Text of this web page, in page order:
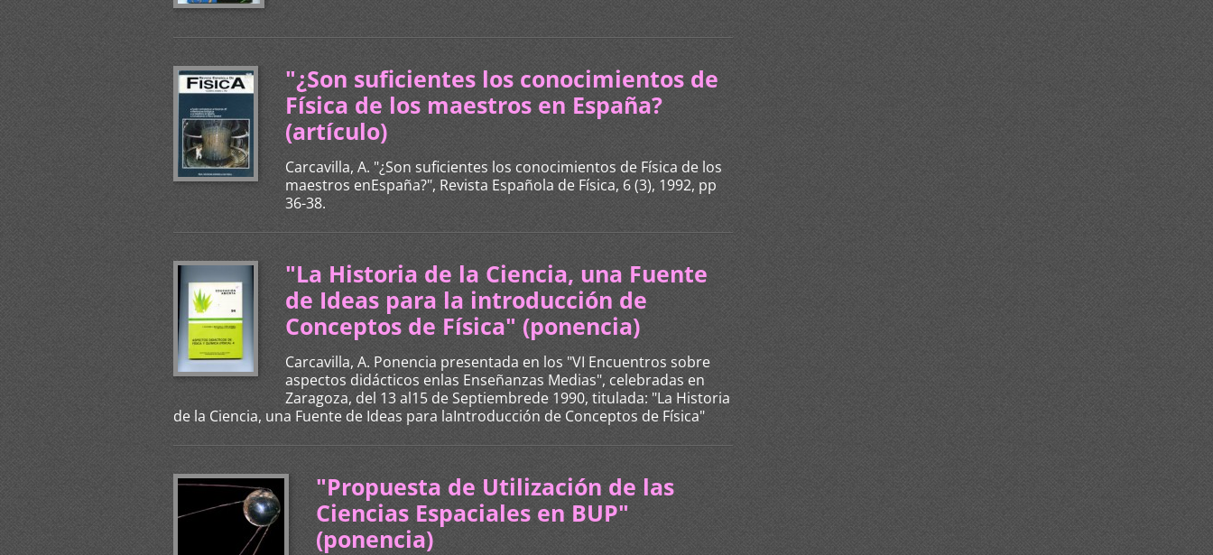
"¿Son suficientes los conocimientos de
Física de los maestros en España?
(artículo)
Carcavilla, A. "¿Son suficientes los conocimientos de Física de los
maestros enEspaña?", Revista Española de Física, 6 (3), 1992, pp
36-38.
"La Historia de la Ciencia, una Fuente
de Ideas para la introducción de
Conceptos de Física" (ponencia)
Carcavilla, A. Ponencia presentada en los "VI Encuentros sobre
aspectos didácticos enlas Enseñanzas Medias", celebradas en
Zaragoza, del 13 al15 de Septiembrede 1990, titulada: "La Historia
de la Ciencia, una Fuente de Ideas para laIntroducción de Conceptos de Física"
"Propuesta de Utilización de las
Ciencias Espaciales en BUP"
(ponencia)